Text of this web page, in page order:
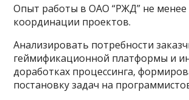
Опыт работы в ОАО “РЖД” не менее
координации проектов.
Анализировать потребности
геймификационной платформы и
доработках процессинга,
постановку задач на